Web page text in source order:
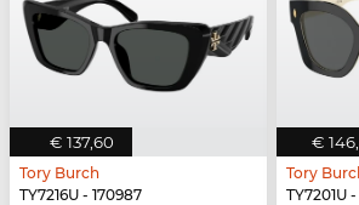
€ 137,60
Tory Burch
TY7216U - 170987
€
Tory
TY7201U